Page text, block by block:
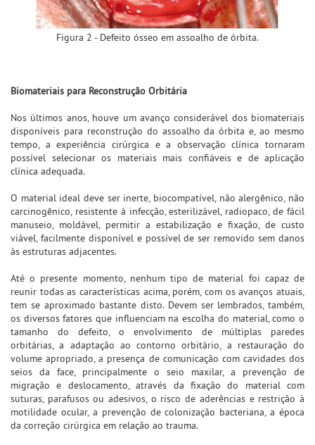
Figura 2 - Defeito ósseo em assoalho de órbita.
Biomateriais para Reconstrução Orbitária
Nos últimos anos, houve um avanço considerável dos biomateriais
disponíveis para reconstrução do assoalho da órbita e, ao mesmo
tempo, a experiência cirúrgica e a observação clínica tornaram
possível selecionar os materiais mais confiáveis e de aplicação
clínica adequada.
O material ideal deve ser inerte, biocompatível, não alergênico, não
carcinogênico, resistente à infecção, esterilizável, radiopaco, de fácil
manuseio, moldável, permitir a estabilização e fixação, de custo
viável, facilmente disponível e possível de ser removido sem danos
às estruturas adjacentes.
Até o presente momento, nenhum tipo de material foi capaz de
reunir todas as características acima, porém, com os avanços atuais,
tem se aproximado bastante disto. Devem ser lembrados, também,
os diversos fatores que influenciam na escolha do material, como o
tamanho do defeito, o envolvimento de múltiplas paredes
orbitárias, a adaptação ao contorno orbitário, a restauração do
volume apropriado, a presença de comunicação com cavidades dos
seios da face, principalmente o seio maxilar, a prevenção de
migração e deslocamento, através da fixação do material com
suturas, parafusos ou adesivos, o risco de aderências e restrição à
motilidade ocular, a prevenção de colonização bacteriana, a época
da correção cirúrgica em relação ao trauma.